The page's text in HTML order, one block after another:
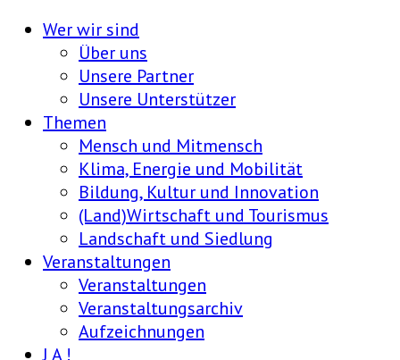
Wer wir sind
Über uns
Unsere Partner
Unsere Unterstützer
Themen
Mensch und Mitmensch
Klima, Energie und Mobilität
Bildung, Kultur und Innovation
(Land)Wirtschaft und Tourismus
Landschaft und Siedlung
Veranstaltungen
Veranstaltungen
Veranstaltungsarchiv
Aufzeichnungen
J A !